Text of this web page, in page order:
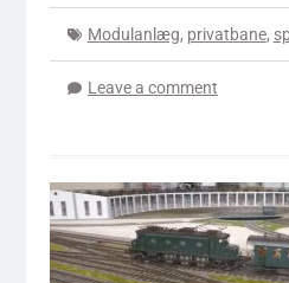
Modulanlæg, privatbane,
Leave a comment